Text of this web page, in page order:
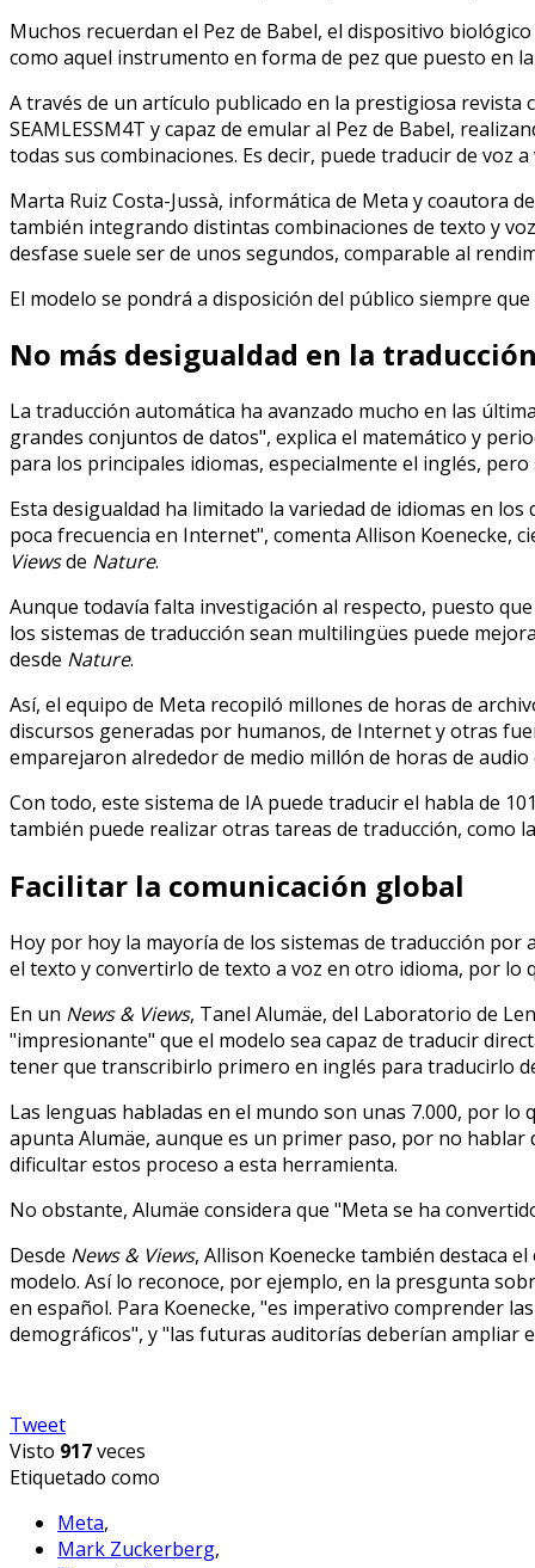
Muchos recuerdan el Pez de Babel, el dispositivo
como aquel instrumento en forma de pez que puesto en
A través de un artículo publicado en la prestigiosa revista
SEAMLESSM4T y capaz de emular al Pez de Babel,
todas sus combinaciones. Es decir, puede traducir de voz
Marta Ruiz Costa-Jussà, informática de Meta y coautora
también integrando distintas combinaciones de texto y
desfase suele ser de unos segundos, comparable al
El modelo se pondrá a disposición del público siempre
No más desigualdad en la
La traducción automática ha avanzado mucho en las
grandes conjuntos de datos", explica el matemático y
para los principales idiomas, especialmente el inglés,
Esta desigualdad ha limitado la variedad de idiomas en
poca frecuencia en Internet", comenta Allison Koenecke,
Viewsde Nature.
Aunque todavía falta investigación al respecto, puesto
los sistemas de traducción sean multilingües puede
desde Nature.
Así, el equipo de Meta recopiló millones de horas de
discursos generadas por humanos, de Internet y otras
emparejaron alrededor de medio millón de horas de
Con todo, este sistema de IA puede traducir el habla de
también puede realizar otras tareas de traducción, como
Facilitar la comunicación global
Hoy por hoy la mayoría de los sistemas de traducción
el texto y convertirlo de texto a voz en otro idioma, por
En un News & Views, Tanel Alumäe, del Laboratorio de
"impresionante" que el modelo sea capaz de traducir
tener que transcribirlo primero en inglés para traducirlo
Las lenguas habladas en el mundo son unas 7.000, por lo
apunta Alumäe, aunque es un primer paso, por no
dificultar estos proceso a esta herramienta.
No obstante, Alumäe considera que "Meta se ha
Desde News & Views, Allison Koenecke también destaca
modelo. Así lo reconoce, por ejemplo, en la presgunta
en español. Para Koenecke, "es imperativo comprender
demográficos", y "las futuras auditorías deberían ampliar
Tweet
Visto 917veces
Etiquetado como
Meta,
Mark Zuckerberg,